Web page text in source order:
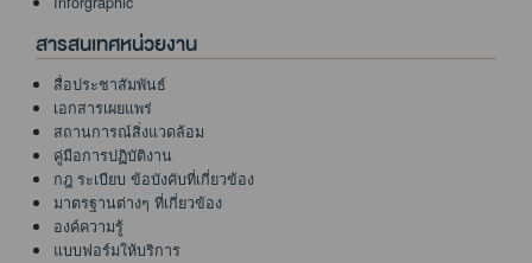
สารสนเทศหน่วยงาน
สื่อประชาสัมพันธ์
เอกสารเผยแพร่
สถานการณ์สิ่งแวดล้อม
คู่มือการปฏิบัติงาน
กฎ ระเบียบ ข้อบังคับที่เกี่ยวข้อง
มาตรฐานต่างๆ ที่เกี่ยวข้อง
องค์ความรู้
แบบฟอร์มให้บริการ